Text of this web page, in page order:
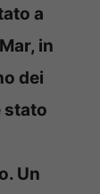
a
in
dei
stato
Un